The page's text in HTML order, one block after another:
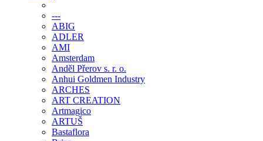
---
ABIG
ADLER
AMI
Amsterdam
Anděl Přerov s. r. o.
Anhui Goldmen Industry
ARCHES
ART CREATION
Artmagico
ARTUŠ
Bastaflora